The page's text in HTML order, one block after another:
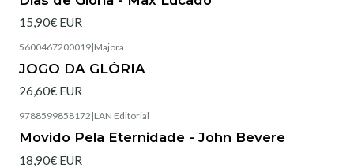
15,90€ EUR
5600467200019|Majora
JOGO DA GLÓRIA
26,60€ EUR
9788599858172 |LAN Editorial
Movido Pela Eternidade - John Bevere
18,90€ EUR